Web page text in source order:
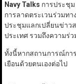
Navy Talks การประชุม
การลาดตระเวนร่วมท
ประชุมแลกเปลี่ยนข่าว
ประเทศ รวมถึงความร่
ทั้งนี้หากสถานการณ์กา
เยือนด้วยตนเองต่อไป